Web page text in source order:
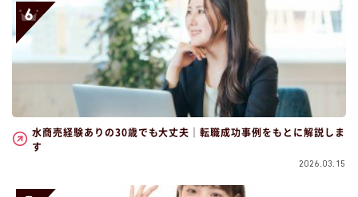
水商売経験ありの30歳でも大丈夫｜転職成功事例をもとに解説しま
す
2026.03.15